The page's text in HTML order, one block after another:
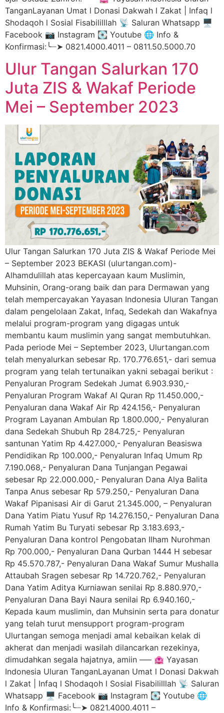
TanganLayanan Umat l Donasi Dakwah l Zakat | Infaq l
Shodaqoh l Sosial Fisabililllah 📡 Saluran Whatsapp 🖥️
Facebook 📷 Instagram 💽 Youtube 🌐 Info &
Konfirmasi:╰┈➤ 0821.4000.4011 – 0811.50.5000.70
Ulur Tangan Salurkan 170
Juta ZIS & Wakaf Periode
Mei – September 2023
Ulur Tangan Salurkan 170 Juta ZIS & Wakaf Periode Mei
– September 2023 BEKASI (ulurtangan.com)-
Alhamdulillah atas kepercayaan kaum Muslimin,
Muhsinin, Orang-orang baik dan para Dermawan yang
telah mempercayakan Yayasan Indonesia Uluran Tangan
dalam pengelolaan Zakat, Infaq, Sedekah dan Wakafnya
melalui program-program yang digagas untuk
membantu kaum muslimin yang sangat membutuhkan.
Pada periode Mei – September 2023, Ulurtangan.com
telah menyalurkan sebesar Rp. 170.776.651,- dari semua
program yang telah tertunaikan yakni sebagai berikut :
Penyaluran Program Sedekah Jumat 6.903.930,-
Penyaluran Program Wakaf Al Quran Rp 11.450.000,-
Penyaluran dana Wakaf Air Rp 424.156,- Penyaluran
Program Layanan Ambulan Rp 1.800.000,- Penyaluran
dana Sedekah Shubuh Rp 284.725,- Penyaluran
santunan Yatim Rp 4.427.000,- Penyaluran Beasiswa
Pendidikan Rp 100.000,- Penyaluran Infaq Umum Rp
7.190.068,- Penyaluran Dana Tunjangan Pegawai
sebesar Rp 22.000.000,- Penyaluran Dana Alya Balita
Tanpa Anus sebesar Rp 579.250,- Penyaluran Dana
Wakaf Pipanisasi Air di Garut 21.345.000, – Penyaluran
Dana Yatim Piatu Yusuf Rp 14.276.150,- Penyaluran Dana
Rumah Yatim Bu Turyati sebesar Rp 3.183.693,-
Penyaluran Dana kontrol Pengobatan Ilham Nurohman
Rp 700.000,- Penyaluran Dana Qurban 1444 H sebesar
Rp 45.570.787,- Penyaluran Dana Wakaf Sumur Mushalla
Attaubah Sragen sebesar Rp 14.720.762,- Penyaluran
Dana Yatim Aditya Kurniawan senilai Rp 8.880.970,-
Penyaluran Dana Bayi Naura senilai Rp 6.940.160,-
Kepada kaum muslimin, dan Muhsinin serta para donatur
yang telah turut mensupport program-program
Ulurtangan semoga menjadi amal kebaikan kelak di
akherat dan menjadi wasilah dilancarkan rezekinya,
dimudahkan segala hajatnya, amiin —– 🏩 Yayasan
Indonesia Uluran TanganLayanan Umat l Donasi Dakwah
l Zakat | Infaq l Shodaqoh l Sosial Fisabililllah 📡 Saluran
Whatsapp 🖥️ Facebook 📷 Instagram 💽 Youtube 🌐
Info & Konfirmasi:╰┈➤ 0821.4000.4011 –